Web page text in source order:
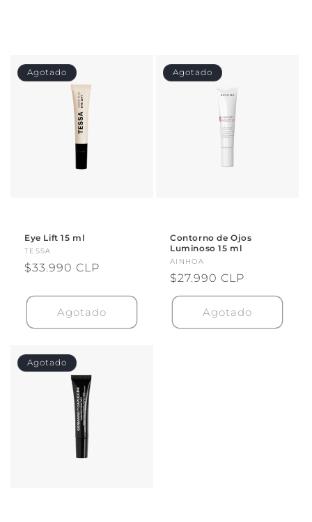
Agotado
Eye Lift 15 ml
Proveedor:
TESSA
Precio
$33.990 CLP
Agotado
Agotado
Contorno de Ojos
Luminoso 15 ml
Proveedor:
AINHOA
Precio
habitual
$27.990 CLP
Agotado
Agotado